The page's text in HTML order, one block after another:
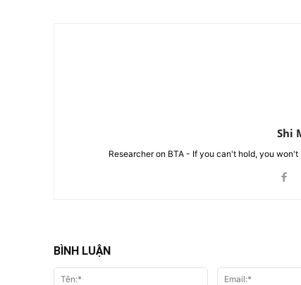
Shi
Researcher on BTA - If you can't hold, you
BÌNH LUẬN
Tên:*